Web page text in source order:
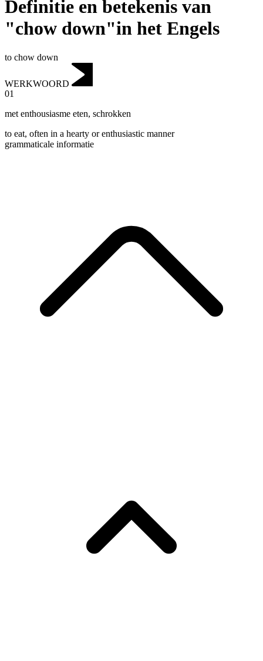
Definitie en betekenis van
"chow down"in het Engels
to chow down
WERKWOORD
01
met enthousiasme eten, schrokken
to eat, often in a hearty or enthusiastic manner
grammaticale informatie